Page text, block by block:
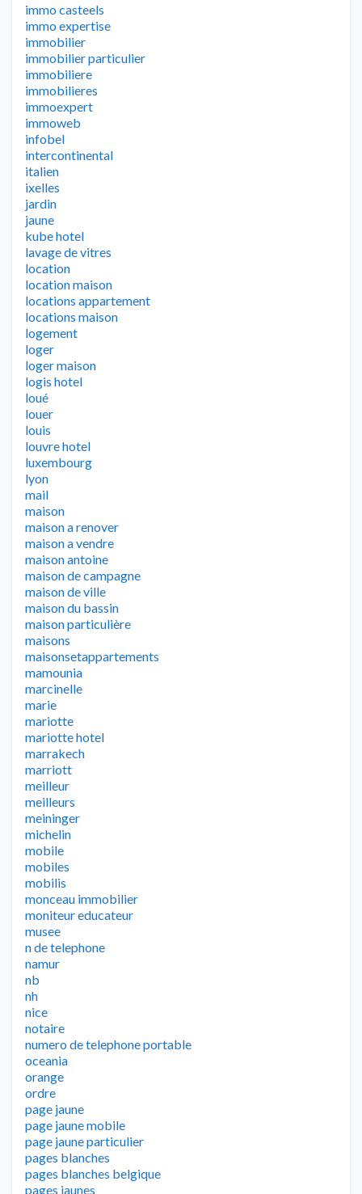
immo casteels
immo expertise
immobilier
immobilier particulier
immobiliere
immobilieres
immoexpert
immoweb
infobel
intercontinental
italien
ixelles
jardin
jaune
kube hotel
lavage de vitres
location
location maison
locations appartement
locations maison
logement
loger
loger maison
logis hotel
loué
louer
louis
louvre hotel
luxembourg
lyon
mail
maison
maison a renover
maison a vendre
maison antoine
maison de campagne
maison de ville
maison du bassin
maison particulière
maisons
maisonsetappartements
mamounia
marcinelle
marie
mariotte
mariotte hotel
marrakech
marriott
meilleur
meilleurs
meininger
michelin
mobile
mobiles
mobilis
monceau immobilier
moniteur educateur
musee
n de telephone
namur
nb
nh
nice
notaire
numero de telephone portable
oceania
orange
ordre
page jaune
page jaune mobile
page jaune particulier
pages blanches
pages blanches belgique
pages jaunes